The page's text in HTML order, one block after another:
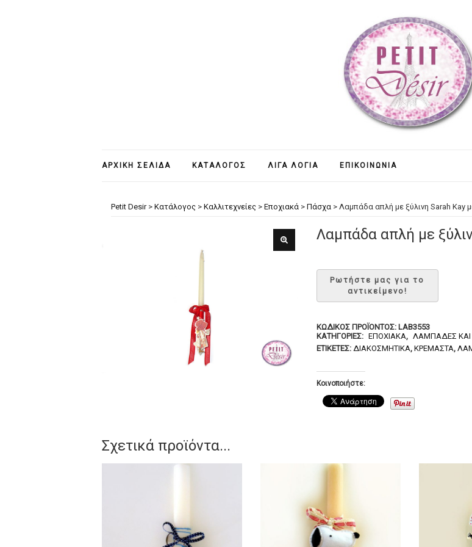
ΑΡΧΙΚΉ ΣΕΛΊΔΑ ΚΑΤΆΛΟΓΟΣ ΛΊΓΑ ΛΌΓΙΑ ΕΠΙΚΟΙΝΩΝΊΑ
Petit Desir> Κατάλογος > Καλλιτεχνείες > Εποχιακά > Πάσχα > Λαμπάδα απλή με ξύλινη Sarah Kay
Λαμπάδα απλή με
ΚΩΔΙΚΌΣ ΠΡΟΪΌΝΤΟΣ: LAB3553
ΚΑΤΗΓΟΡΊΕΣ: ΕΠΟΧΙΑΚΆ, ΛΑΜΠΆΔΕΣ
ΕΤΙΚΈΤΕΣ: ΔΙΑΚΟΣΜΗΤΙΚΆ, ΚΡΕΜΑΣΤΆ,
Κοινοποιήστε:
Σχετικά προϊόντα...